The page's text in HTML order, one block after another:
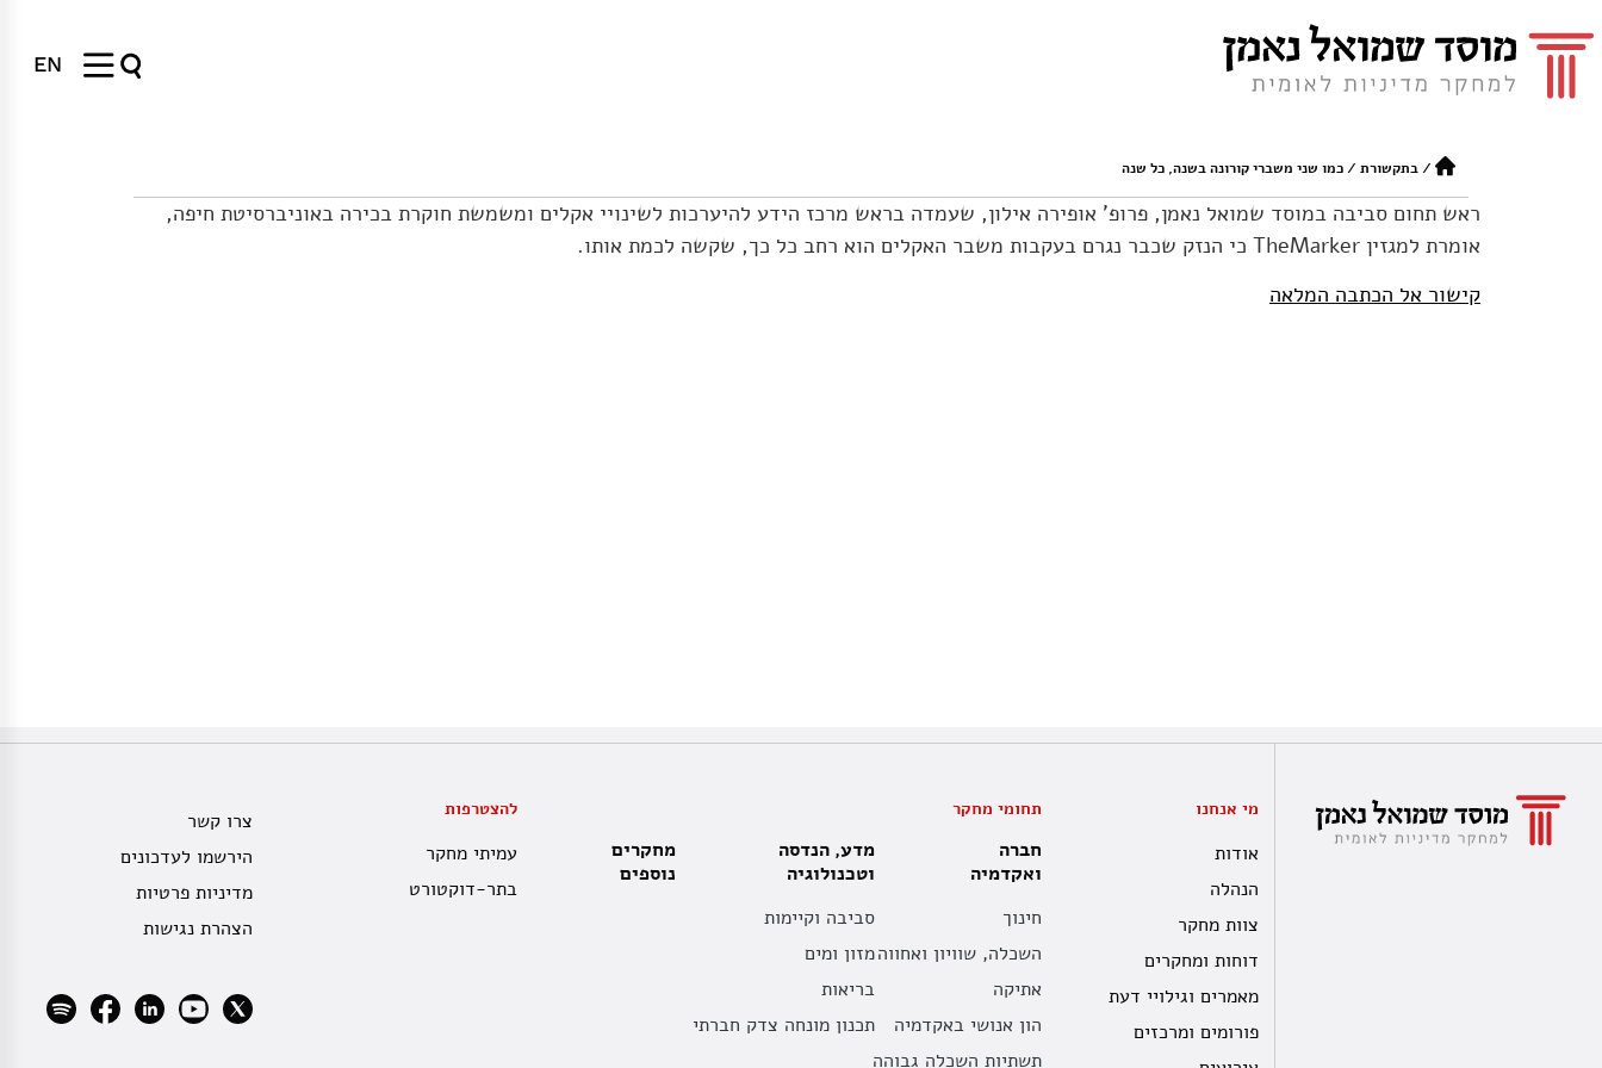
EN
/בתקשורת /כמו שני משברי קורונה בשנה, כל שנה
ראש תחום סביבה במוסד שמואל נאמן, פרופ' אופירה אילון, שעמדה בראש מרכז הידע להיערכות לשינויי אקלים ומשמשת חוקרת בכירה באוניברסיטת חיפה,
אומרת למגזין TheMarker כי הנזק שכבר נגרם בעקבות משבר האקלים הוא רחב כל כך, שקשה לכמת אותו.
קישור אל הכתבה המלאה
מי אנחנו
אודות
הנהלה
צוות מחקר
דוחות ומחקרים
מאמרים וגילויי דעת
פורומים ומרכזים
תחומי מחקר
חברה
ואקדמיה
חינוך
השכלה, שוויון ואחווה
אתיקה
הון אנושי באקדמיה
תשתיות השכלה גבוהה
מדע, הנדסה
וטכנולוגיה
סביבה וקיימות
מזון ומים
בריאות
תכנון מונחה צדק חברתי
מחקרים
נוספים
להצטרפות
עמיתי מחקר
בתר-דוקטורט
צרו קשר
הירשמו לעדכונים
מדיניות פרטיות
הצהרת נגישות